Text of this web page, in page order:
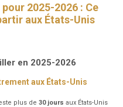
2025-2026 : Ce
aux États-Unis
en 2025-2026
aux États-Unis
plus de 30 jours aux États-Unis